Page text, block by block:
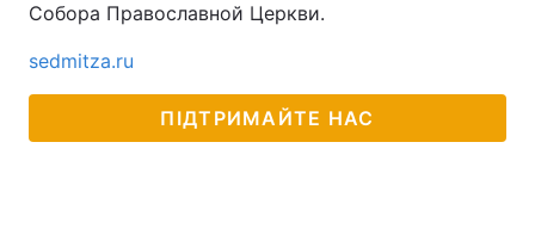
Собора Православной Церкви.
sedmitza.ru
ПІДТРИМАЙТЕ НАС